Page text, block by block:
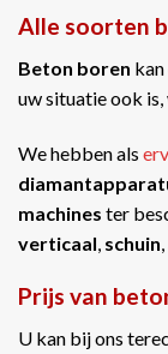
Alle soorten
Beton boren
uw situatie ook is,
We hebben als
machines ter
verticaal schuin
Prijs van
U kan bij ons